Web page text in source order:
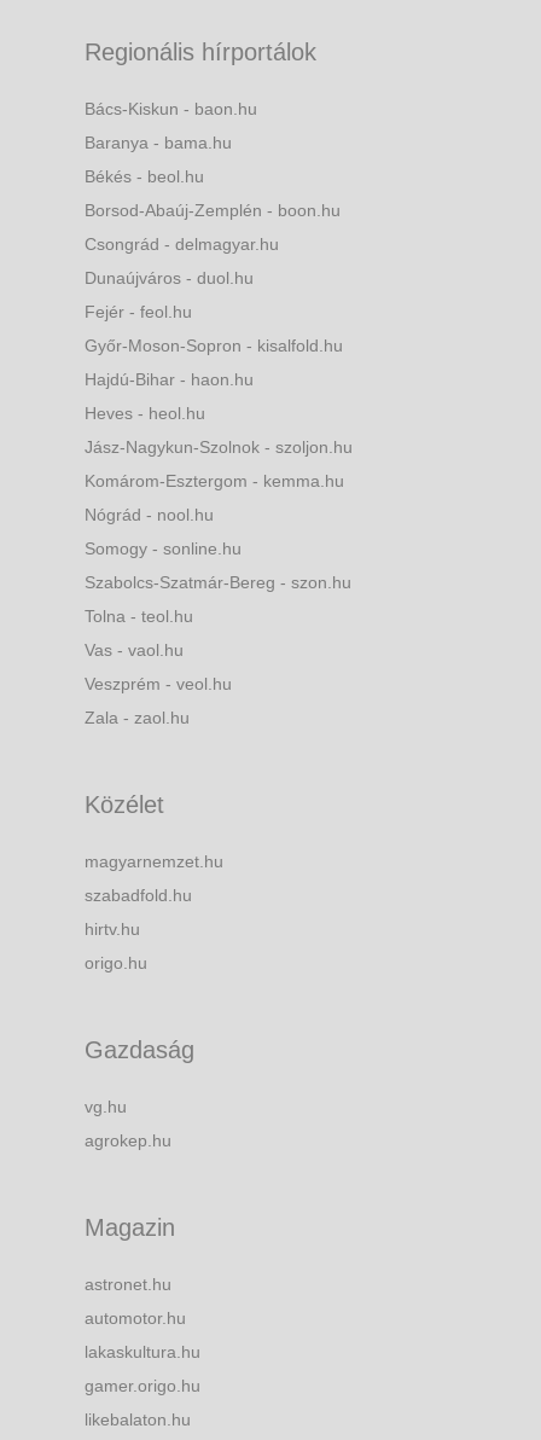
Regionális hírportálok
Bács-Kiskun - baon.hu
Baranya - bama.hu
Békés - beol.hu
Borsod-Abaúj-Zemplén - boon.hu
Csongrád - delmagyar.hu
Dunaújváros - duol.hu
Fejér - feol.hu
Győr-Moson-Sopron - kisalfold.hu
Hajdú-Bihar - haon.hu
Heves - heol.hu
Jász-Nagykun-Szolnok - szoljon.hu
Komárom-Esztergom - kemma.hu
Nógrád - nool.hu
Somogy - sonline.hu
Szabolcs-Szatmár-Bereg - szon.hu
Tolna - teol.hu
Vas - vaol.hu
Veszprém - veol.hu
Zala - zaol.hu
Közélet
magyarnemzet.hu
szabadfold.hu
hirtv.hu
origo.hu
Gazdaság
vg.hu
agrokep.hu
Magazin
astronet.hu
automotor.hu
lakaskultura.hu
gamer.origo.hu
likebalaton.hu